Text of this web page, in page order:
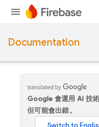
Documentation
Google 會運用 AI 技
但可能會出錯。